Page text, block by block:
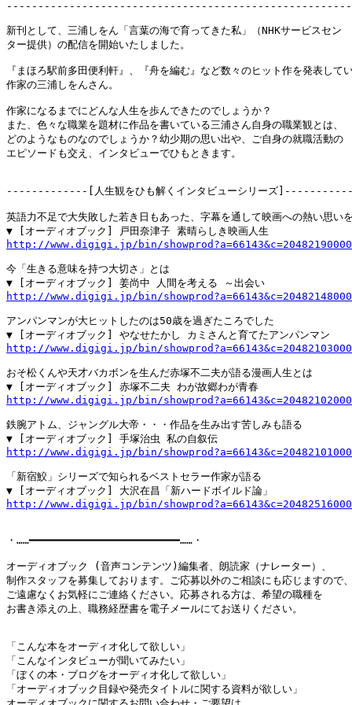
新刊として、三浦しをん「言葉の海で育ってきた私」（NHKサービスセン
ター提供）の配信を開始いたしました。
『まほろ駅前多田便利軒』、『舟を編む』など数々のヒット作を発表して
作家の三浦しをんさん。
作家になるまでにどんな人生を歩んできたのでしょうか？
また、色々な職業を題材に作品を書いている三浦さん自身の職業観とは、
どのようなものなのでしょうか？幼少期の思い出や、ご自身の就職活動の
エピソードも交え、インタビューでひもときます。
-------------[人生観をひも解くインタビューシリーズ
英語力不足で大失敗した若き日もあった、字幕を通して映画への熱い思い
http://www.digigi.jp/bin/
今「生きる意味を持つ大切さ」とは
http://www.digigi.jp/bin/
アンパンマンが大ヒットしたのは50歳を過ぎたころでした
http://www.digigi.jp/bin/
おそ松くんや天才バカボンを生んだ赤塚不二夫が語る漫画人生とは
http://www.digigi.jp/bin/
鉄腕アトム、ジャングル大帝・・・作品を生み出す苦しみも語る
http://www.digigi.jp/bin/
「新宿鮫」シリーズで知られるベストセラー作家が語る
http://www.digigi.jp/bin/
・……━━━━━━━━━━━━━━━━━━━━━━━━……・
オーディオブック (音声コンテンツ)編集者、朗読家（ナレーター）、
制作スタッフを募集しております。ご応募以外のご相談にも応じますので、
ご遠慮なくお気軽にご連絡ください。応募される方は、希望の職種を
お書き添えの上、職務経歴書を電子メールにてお送りください。
「こんな本をオーディオ化して欲しい」
「こんなインタビューが聞いてみたい」
「ぼくの本・ブログをオーディオ化して欲しい」
「オーディオブック目録や発売タイトルに関する資料が欲しい」